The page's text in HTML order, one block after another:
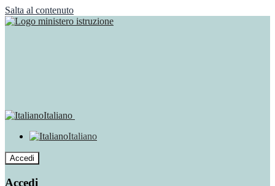
Salta al contenuto
Italiano
Italiano
Accedi
Accedi